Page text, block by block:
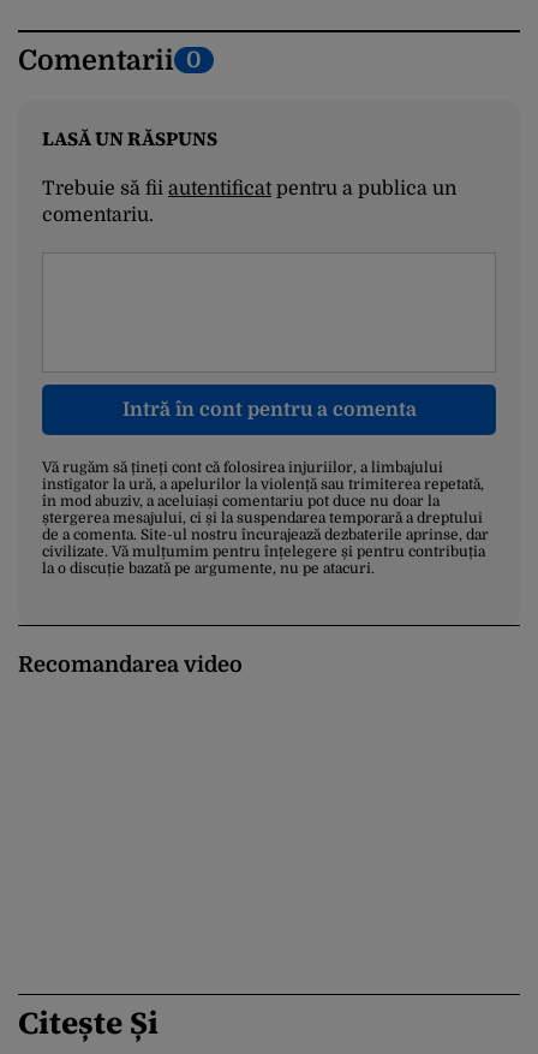
Comentarii 0
LASĂ UN RĂSPUNS
Trebuie să fii autentificatpentru a publica un
comentariu.
Intră în cont pentru a comenta
Vă rugăm să țineți cont că folosirea injuriilor, a limbajului
instigator la ură, a apelurilor la violență sau trimiterea repetată,
în mod abuziv, a aceluiași comentariu pot duce nu doar la
ștergerea mesajului, ci și la suspendarea temporară a dreptului
de a comenta. Site-ul nostru încurajează dezbaterile aprinse, dar
civilizate. Vă mulțumim pentru înțelegere și pentru contribuția
la o discuție bazată pe argumente, nu pe atacuri.
Recomandarea video
Citește Și